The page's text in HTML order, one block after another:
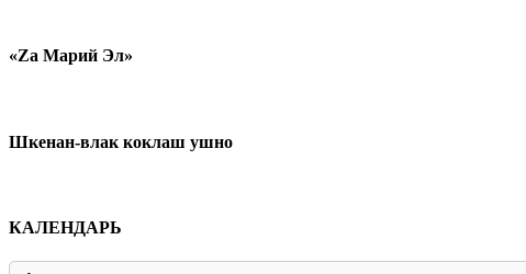
«Zа Марий Эл»
Шкенан-влак коклаш ушно
КАЛЕНДАРЬ